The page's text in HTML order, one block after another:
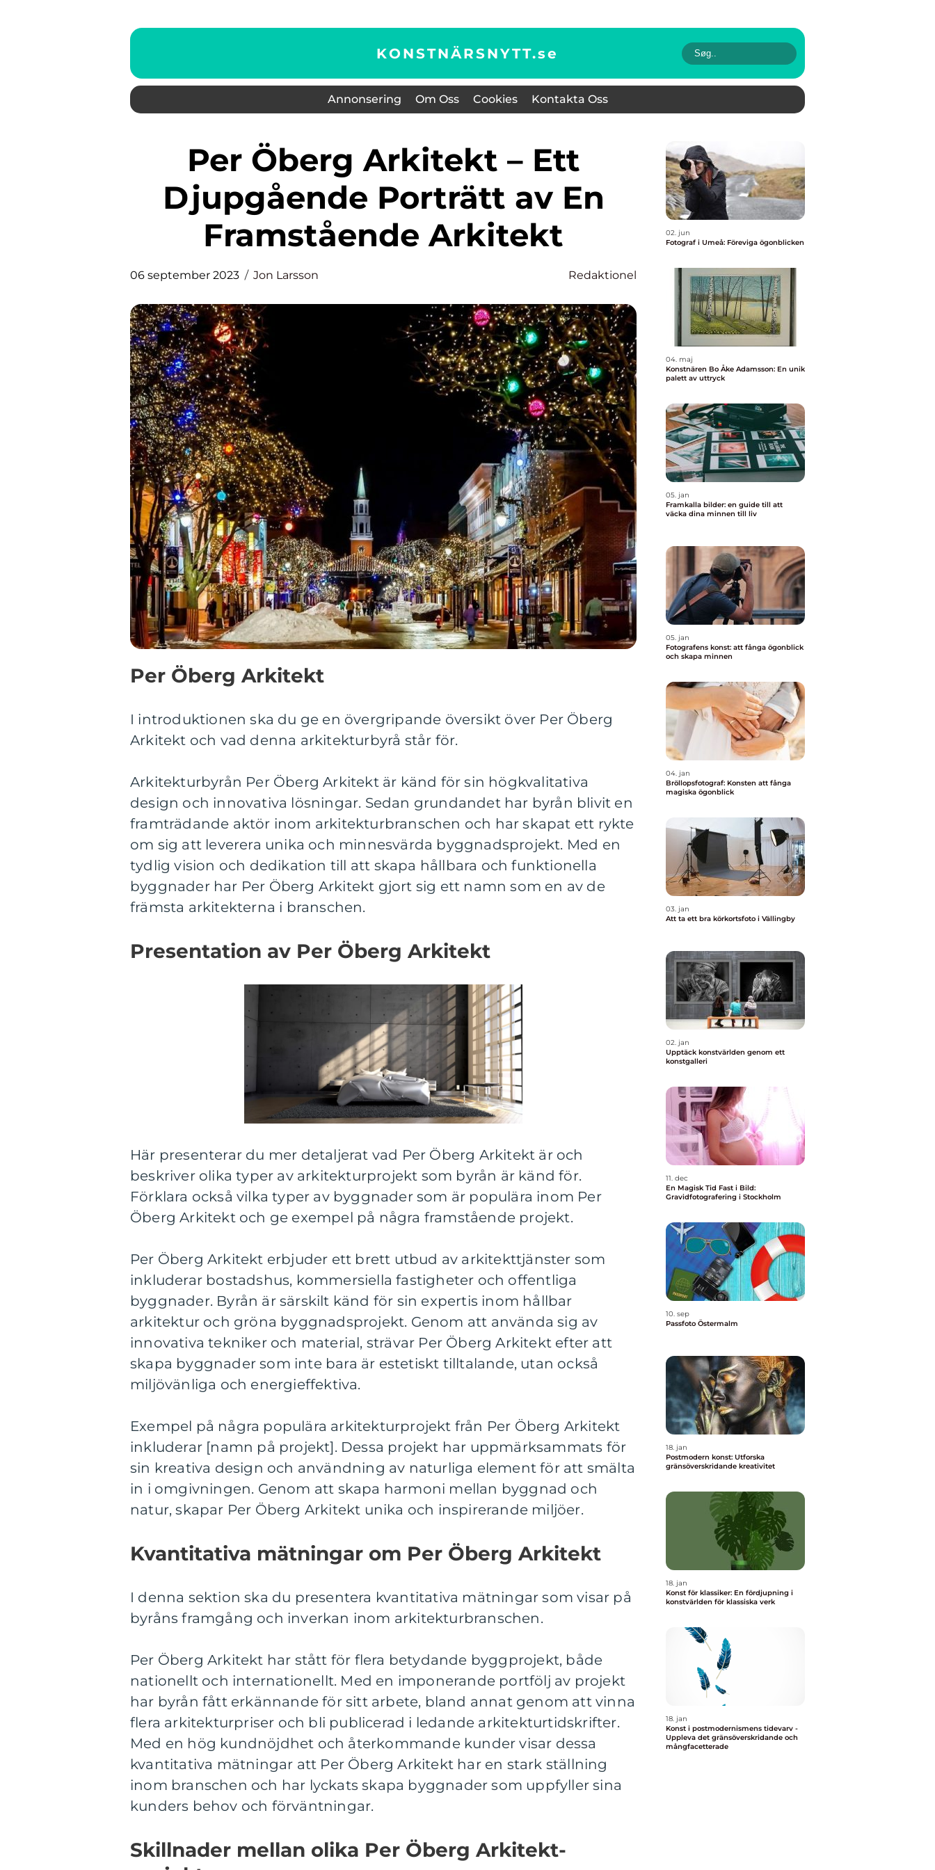
KONSTNÄRSNYTT.se
Annonsering Om Oss Cookies Kontakta Oss
Per Öberg Arkitekt – Ett
Djupgående Porträtt av En
Framstående Arkitekt
06 september 2023 Jon Larsson Redaktionel
Per Öberg Arkitekt
I introduktionen ska du ge en övergripande översikt över Per Öberg
Arkitekt och vad denna arkitekturbyrå står för.
Arkitekturbyrån Per Öberg Arkitekt är känd för sin högkvalitativa
design och innovativa lösningar. Sedan grundandet har byrån blivit en
framträdande aktör inom arkitekturbranschen och har skapat ett rykte
om sig att leverera unika och minnesvärda byggnadsprojekt. Med en
tydlig vision och dedikation till att skapa hållbara och funktionella
byggnader har Per Öberg Arkitekt gjort sig ett namn som en av de
främsta arkitekterna i branschen.
Presentation av Per Öberg Arkitekt
Här presenterar du mer detaljerat vad Per Öberg Arkitekt är och
beskriver olika typer av arkitekturprojekt som byrån är känd för.
Förklara också vilka typer av byggnader som är populära inom Per
Öberg Arkitekt och ge exempel på några framstående projekt.
Per Öberg Arkitekt erbjuder ett brett utbud av arkitekttjänster som
inkluderar bostadshus, kommersiella fastigheter och offentliga
byggnader. Byrån är särskilt känd för sin expertis inom hållbar
arkitektur och gröna byggnadsprojekt. Genom att använda sig av
innovativa tekniker och material, strävar Per Öberg Arkitekt efter att
skapa byggnader som inte bara är estetiskt tilltalande, utan också
miljövänliga och energieffektiva.
Exempel på några populära arkitekturprojekt från Per Öberg Arkitekt
inkluderar [namn på projekt]. Dessa projekt har uppmärksammats för
sin kreativa design och användning av naturliga element för att smälta
in i omgivningen. Genom att skapa harmoni mellan byggnad och
natur, skapar Per Öberg Arkitekt unika och inspirerande miljöer.
Kvantitativa mätningar om Per Öberg Arkitekt
I denna sektion ska du presentera kvantitativa mätningar som visar på
byråns framgång och inverkan inom arkitekturbranschen.
Per Öberg Arkitekt har stått för flera betydande byggprojekt, både
nationellt och internationellt. Med en imponerande portfölj av projekt
har byrån fått erkännande för sitt arbete, bland annat genom att vinna
flera arkitekturpriser och bli publicerad i ledande arkitekturtidskrifter.
Med en hög kundnöjdhet och återkommande kunder visar dessa
kvantitativa mätningar att Per Öberg Arkitekt har en stark ställning
inom branschen och har lyckats skapa byggnader som uppfyller sina
kunders behov och förväntningar.
Skillnader mellan olika Per Öberg Arkitekt-
02. jun
Fotograf i Umeå: Föreviga ögonblicken
04. maj
Konstnären Bo Åke Adamsson: En unik
palett av uttryck
05. jan
Framkalla bilder: en guide till att
väcka dina minnen till liv
05. jan
Fotografens konst: att fånga ögonblick
och skapa minnen
04. jan
Bröllopsfotograf: Konsten att fånga
magiska ögonblick
03. jan
Att ta ett bra körkortsfoto i Vällingby
02. jan
Upptäck konstvärlden genom ett
konstgalleri
11. dec
En Magisk Tid Fast i Bild:
Gravidfotografering i Stockholm
10. sep
Passfoto Östermalm
18. jan
Postmodern konst: Utforska
gränsöverskridande kreativitet
18. jan
Konst för klassiker: En fördjupning i
konstvärlden för klassiska verk
18. jan
Konst i postmodernismens tidevarv -
Uppleva det gränsöverskridande och
mångfacetterade